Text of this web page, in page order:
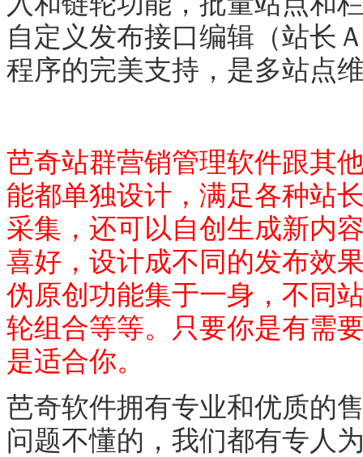
自定义发布接口编辑（站长
程序的完美支持，是多站点
芭奇站群营销管理软件跟其
能都单独设计，满足各种站
采集，还可以自创生成新内
喜好，设计成不同的发布效
伪原创功能集于一身，不同
轮组合等等。只要你是有需
是适合你。
芭奇软件拥有专业和优质的
问题不懂的，我们都有专人